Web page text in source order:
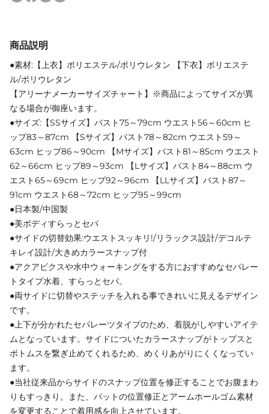
商品説明
●素材:【上衣】ポリエステル/ポリウレタン 【下衣】ポリエステ
ル/ポリウレタン
【アリーナメーカーサイズチャート】※商品によってサイズが異
なる場合が御座います。
●サイズ:【SSサイズ】バスト75～79cm ウエスト56～60cm ヒ
ップ83～87cm 【Sサイズ】バスト78～82cm ウエスト59～
63cm ヒップ86～90cm 【Mサイズ】バスト81～85cm ウエスト
62～66cm ヒップ89～93cm 【Lサイズ】バスト84～88cm ウ
エスト65～69cm ヒップ92～96cm 【LLサイズ】バスト87～
91cm ウエスト68～72cm ヒップ95～99cm
●日本製/中国製
●美ボディすらっとセパ
●サイドの切替効果:ウエストスッキリ!/リラックス設計/デコルテ
キレイ設計/大きめカラースナップ付
●アクアビクスや水中ウォーキングをする方におすすめなセパレー
トタイプ水着、すらっとセパ。
●両サイドに切替やステッチを入れる事できれいに見えるデザイン
です。
●上下が分かれたセパレーツタイプのため、着脱がしやすいアイテ
ムとなっています。サイドについたカラースナップがトップスと
ボトムスを繋ぎ止めてくれるため、めくりあがりにくくなってい
ます。
●当社従来品からサイドのスナップ位置を修正することでお腹まわ
りもすっきり。また、パットの位置修正とアームホールゴム素材
を変更することで着用感を向上させています。